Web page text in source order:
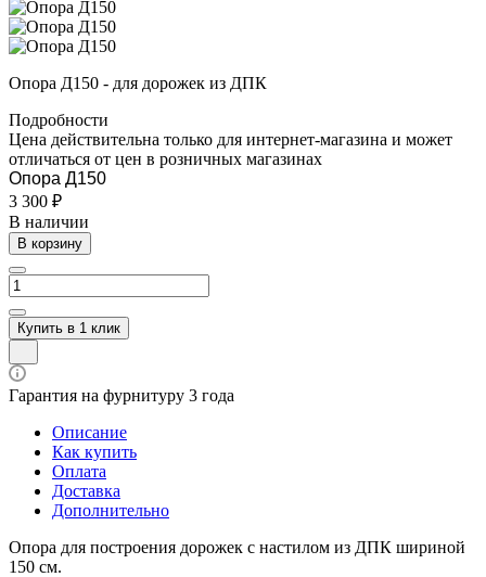
Опора Д150 - для дорожек из ДПК
Подробности
Цена действительна только для интернет-магазина и может
отличаться от цен в розничных магазинах
Опора Д150
3 300 ₽
В наличии
В корзину
Купить в 1 клик
Гарантия на фурнитуру 3 года
Описание
Как купить
Оплата
Доставка
Дополнительно
Опора для построения дорожек с настилом из ДПК шириной
150 см.